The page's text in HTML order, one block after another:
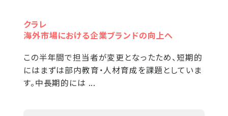
クラレ
海外市場における企業ブランドの向上へ
この半年間で担当者が変更となったため、短期的
にはまずは部内教育・人材育成を課題としていま
す。中長期的には ...